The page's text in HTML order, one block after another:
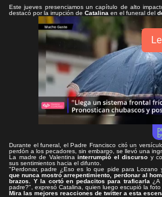
Este jueves presenciamos un capítulo de alto
destacó por la irrupción de Catalina en el funeral del
Durante el funeral, el Padre Francisco citó un
perdón a los pecadores, sin embargo, se llevó una
La madre de Valentina interrumpió el discurso y
sus sentimientos hacia el difunto.
"Perdonar, padre ¿Eso es lo que pide para Lozano
que nunca mostró arrepentimiento, perdonar al
brazos. Y la cortó en pedacitos para traficarla ¿A
padre?", expresó Catalina, quien luego escupió la foto
Mira las mejores reacciones de twitter a esta